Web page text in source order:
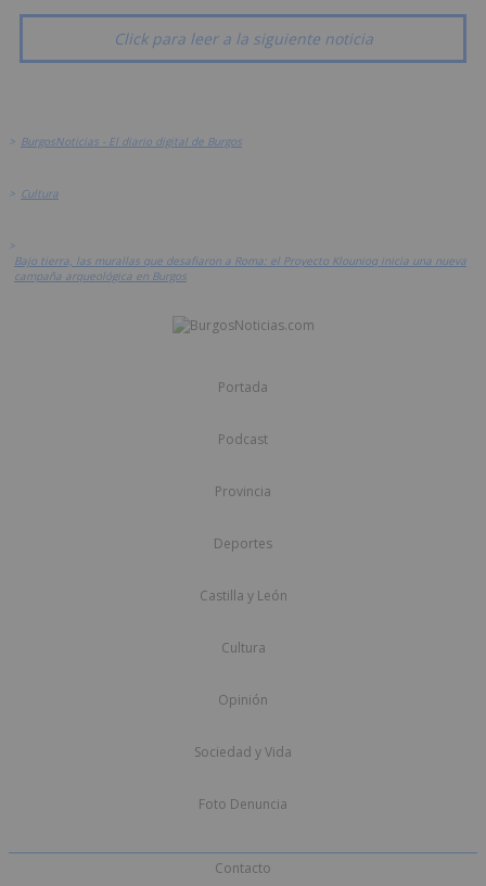
Click para leer a la siguiente noticia
> BurgosNoticias - El diario digital de Burgos
> Cultura
>
Bajo tierra, las murallas que desafiaron a Roma: el Proyecto Klounioq inicia una nueva
campaña arqueológica en Burgos
Portada
Podcast
Provincia
Deportes
Castilla y León
Cultura
Opinión
Sociedad y Vida
Foto Denuncia
Contacto